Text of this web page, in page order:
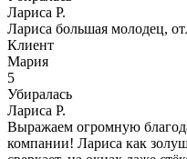
Лариса Р.
Лариса большая молодец,
Клиент
Мария
5
Убиралась
Лариса Р.
Выражаем огромную
компании! Лариса как